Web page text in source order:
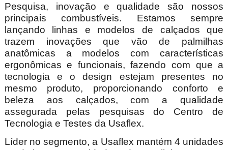
Pesquisa, inovação e qualidade são nossos
principais combustíveis. Estamos sempre
lançando linhas e modelos de calçados que
trazem inovações que vão de palmilhas
anatômicas a modelos com características
ergonômicas e funcionais, fazendo com que a
tecnologia e o design estejam presentes no
mesmo produto, proporcionando conforto e
beleza aos calçados, com a qualidade
assegurada pelas pesquisas do Centro de
Tecnologia e Testes da Usaflex.
Líder no segmento, a Usaflex mantém 4 unidades